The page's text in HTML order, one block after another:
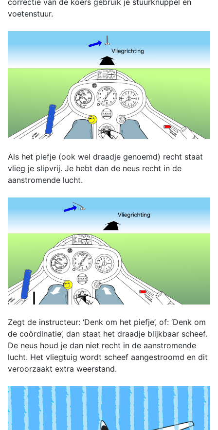
voetenstuur.
Als het piefje (ook wel draadje genoemd) recht staat
vlieg je slipvrij. Je hebt dan de neus recht in de
aanstromende lucht.
Zegt de instructeur: ‘Denk om het piefje’, of: ‘Denk om
de coördinatie’, dan staat het draadje blijkbaar scheef.
De neus houd je dan niet recht in de aanstromende
lucht. Het vliegtuig wordt scheef aangestroomd en dit
veroorzaakt extra weerstand.